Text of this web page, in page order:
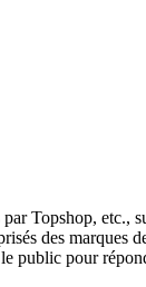
Topshop, etc.,
des
public pour